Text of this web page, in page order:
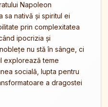
Napoleon
sa nativă și spiritul ei
prin complexitatea
ipocrizia și
nu stă în sânge, ci
explorează teme
socială, lupta pentru
a dragostei